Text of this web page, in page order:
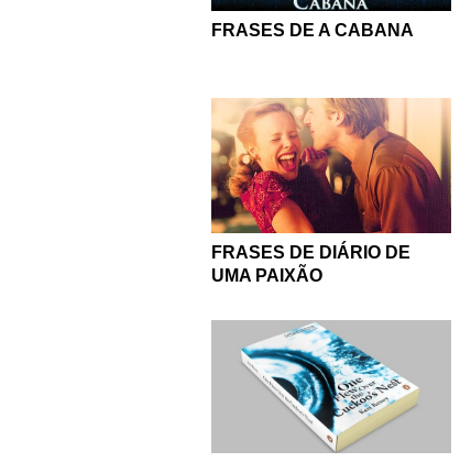
Conteúdo
FRASES DE A CABANA
FRASES DE DIÁRIO DE
UMA PAIXÃO